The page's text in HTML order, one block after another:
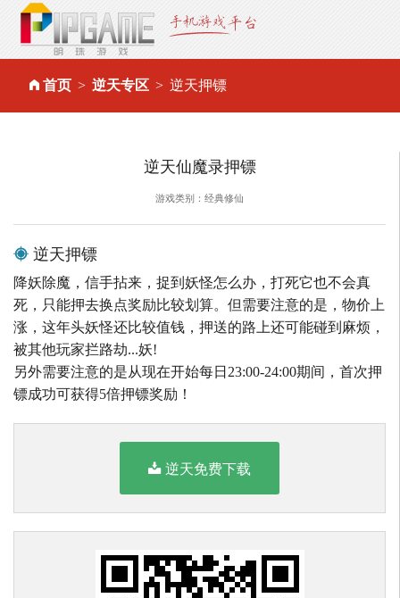
首页 逆天专区 逆天押镖
逆天仙魔录押镖
游戏类别：经典修仙
逆天押镖
降妖除魔，信手拈来，捉到妖怪怎么办，打死它也不会真
死，只能押去换点奖励比较划算。但需要注意的是，物价上
涨，这年头妖怪还比较值钱，押送的路上还可能碰到麻烦，
被其他玩家拦路劫...妖!
另外需要注意的是从现在开始每日23:00-24:00期间，首次押
镖成功可获得5倍押镖奖励！
逆天免费下载